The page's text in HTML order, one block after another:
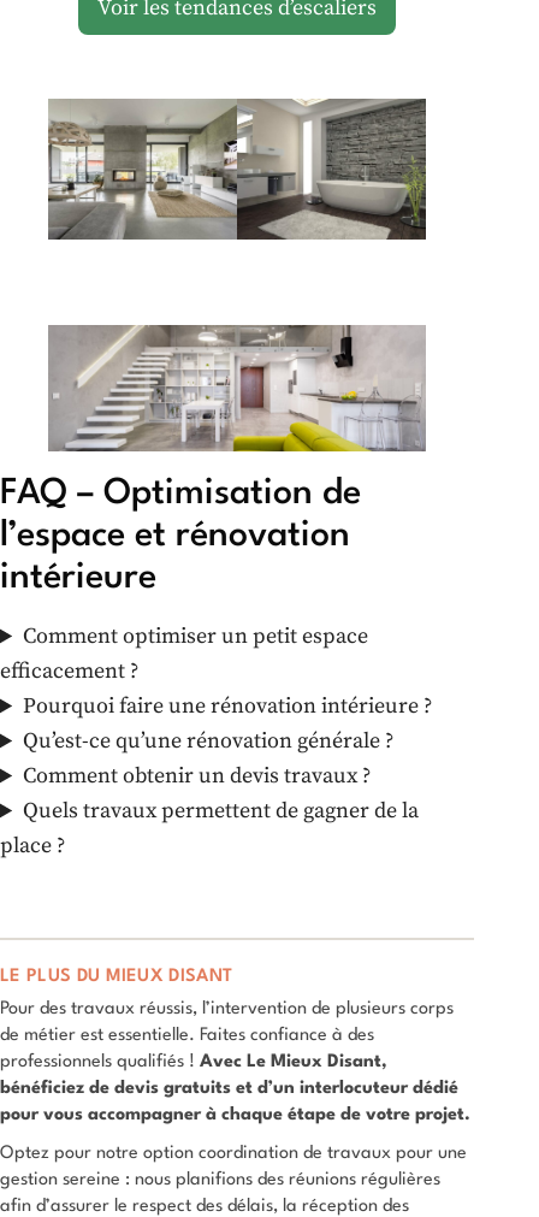
Voir les tendances d’escaliers
FAQ – Optimisation de
l’espace et rénovation
intérieure
Comment optimiser un petit espace
efficacement ?
Pourquoi faire une rénovation intérieure ?
Qu’est-ce qu’une rénovation générale ?
Comment obtenir un devis travaux ?
Quels travaux permettent de gagner de la
place ?
LE PLUS DU MIEUX DISANT
Pour des travaux réussis, l’intervention de plusieurs corps
de métier est essentielle. Faites confiance à des
professionnels qualifiés ! Avec Le Mieux Disant,
bénéficiez de devis gratuits et d’un interlocuteur dédié
pour vous accompagner à chaque étape de votre projet.
Optez pour notre option coordination de travaux pour une
gestion sereine : nous planifions des réunions régulières
afin d’assurer le respect des délais, la réception des